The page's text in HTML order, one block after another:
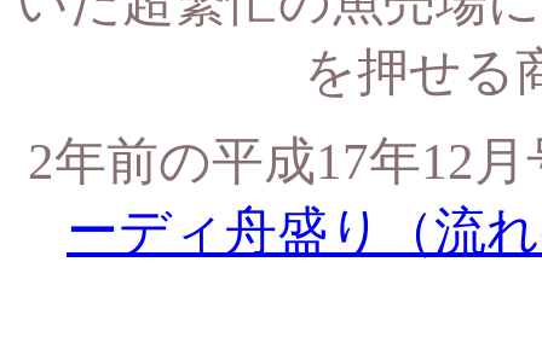
を押せる
2年前の平成17年12
ーディ舟盛り（流